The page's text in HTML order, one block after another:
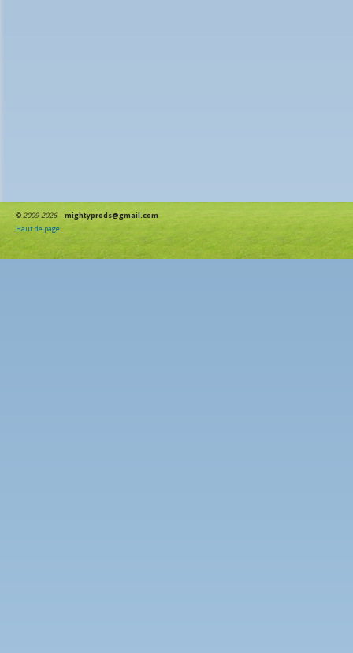
©2009-2026
mightyprods@gmail.com
Haut de page